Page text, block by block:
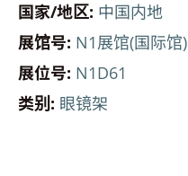
国家/地区: 中国内地
展馆号: N1展馆(国际馆)
展位号: N1D61
类别: 眼镜架